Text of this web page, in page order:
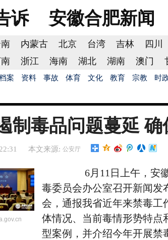
诉 安徽合肥新闻
内蒙古 北京 台湾 吉林 四川
浙江 海南 湖北 湖南 澳门
案 资料 事故 体育 文化 教育 宗教 时
制毒品问题蔓延
本文来源: 公安厅
6月11日上午，安徽
毒委员会办公室召开新闻发
会，通报我省近年来禁毒工
体情况、当前毒情形势特点
型案例，并介绍今年开展禁